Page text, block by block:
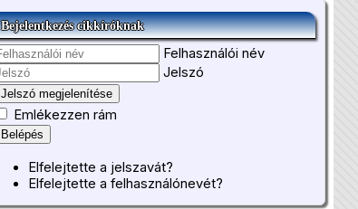
Bejelentkezés cikkíróknak
Felhasználói név
Jelszó
Jelszó megjelenítése
Emlékezzen rám
Belépés
Elfelejtette a jelszavát?
Elfelejtette a felhasználónevét?